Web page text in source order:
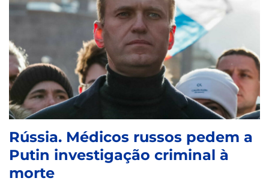
Rússia. Médicos russos pedem a
Putin investigação criminal à
morte